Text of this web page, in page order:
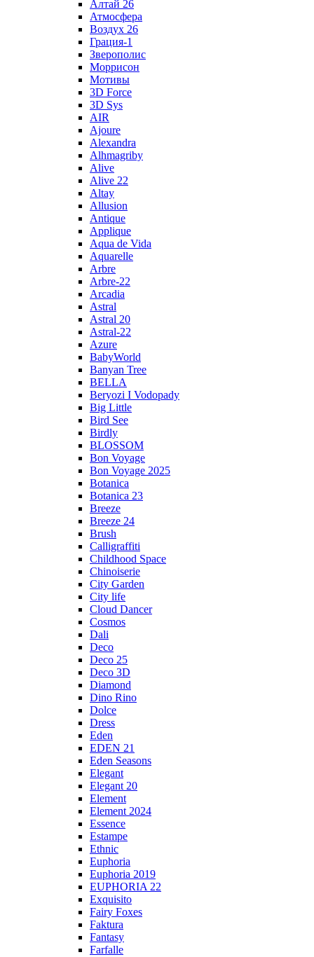
Алтай 26
Атмосфера
Воздух 26
Грация-1
Зверополис
Моррисон
Мотивы
3D Force
3D Sys
AIR
Ajoure
Alexandra
Alhmagriby
Alive
Alive 22
Altay
Allusion
Antique
Applique
Aqua de Vida
Aquarelle
Arbre
Arbre-22
Arcadia
Astral
Astral 20
Astral-22
Azure
BabyWorld
Banyan Tree
BELLA
Beryozi I Vodopady
Big Little
Bird See
Birdly
BLOSSOM
Bon Voyage
Bon Voyage 2025
Botanica
Botanica 23
Breeze
Breeze 24
Brush
Calligraffiti
Childhood Space
Chinoiserie
City Garden
City life
Cloud Dancer
Cosmos
Dali
Deco
Deco 25
Deco 3D
Diamond
Dino Rino
Dolce
Dress
Eden
EDEN 21
Eden Seasons
Elegant
Elegant 20
Element
Element 2024
Essence
Estampe
Ethnic
Euphoria
Euphoria 2019
EUPHORIA 22
Exquisito
Fairy Foxes
Faktura
Fantasy
Farfalle